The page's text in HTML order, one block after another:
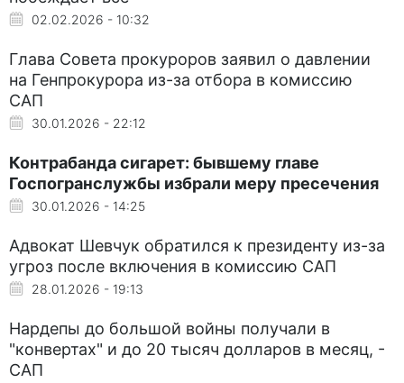
02.02.2026 - 10:32
Глава Совета прокуроров заявил о давлении
на Генпрокурора из-за отбора в комиссию
САП
30.01.2026 - 22:12
Контрабанда сигарет: бывшему главе
Госпогранслужбы избрали меру пресечения
30.01.2026 - 14:25
Адвокат Шевчук обратился к президенту из-за
угроз после включения в комиссию САП
28.01.2026 - 19:13
Нардепы до большой войны получали в
"конвертах" и до 20 тысяч долларов в месяц, -
САП